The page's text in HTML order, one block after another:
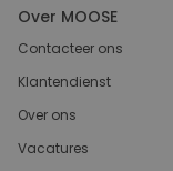
Over MOOSE
Contacteer ons
Klantendienst
Over ons
Vacatures